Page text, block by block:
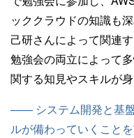
ッククラウドの知識も
己研さんによって関連
勉強会の両立によって
関する知見やスキルが
—— システム開発と基
ルが備わっていくこと